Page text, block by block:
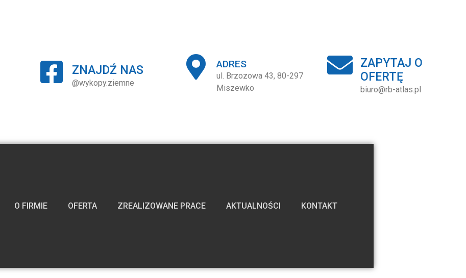
ZNAJDŹ NAS
@wykopy.ziemne
ADRES
ul. Brzozowa 43, 80-297
Miszewko
ZAPYTAJ O
OFERTĘ
biuro@rb-atlas.pl
O FIRMIE OFERTA ZREALIZOWANE PRACE AKTUALNOŚCI KONTAKT